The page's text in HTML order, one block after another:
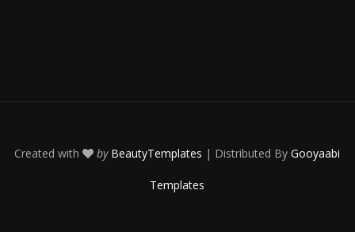
Created with by BeautyTemplates | Distributed ByGooyaabi
Templates